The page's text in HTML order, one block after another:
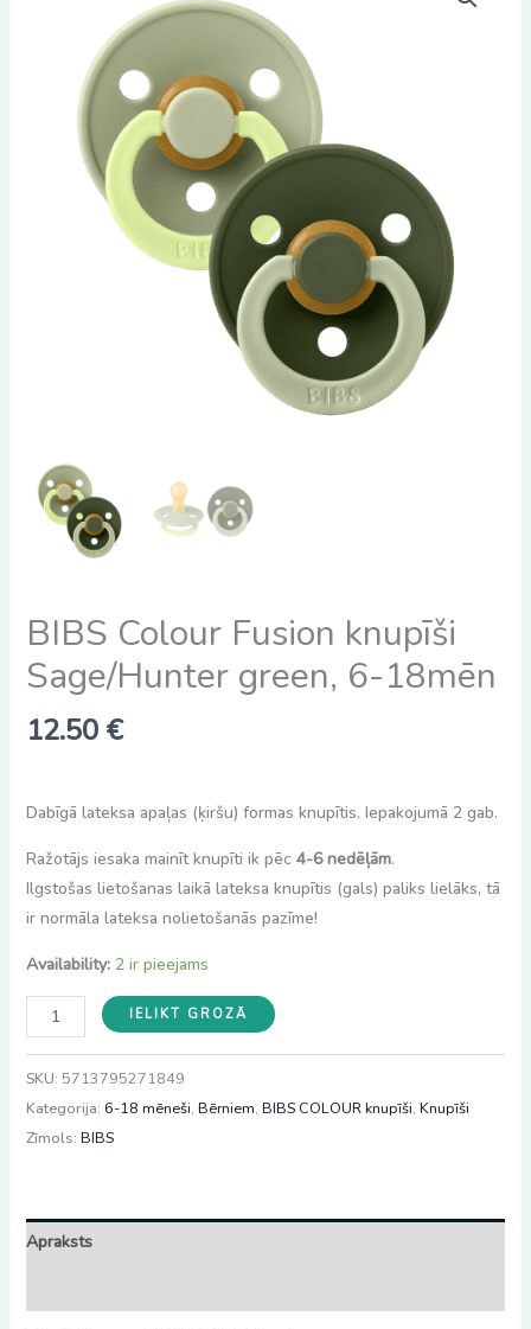
BIBS Colour Fusion knupīši
Sage/Hunter green, 6-18mēn
12.50 €
Dabīgā lateksa apaļas (ķiršu) formas knupītis. Iepakojumā 2 gab.
Ražotājs iesaka mainīt knupīti ik pēc 4-6 nedēļām.
Ilgstošas lietošanas laikā lateksa knupītis (gals) paliks lielāks, tā
ir normāla lateksa nolietošanās pazīme!
Availability: 2 ir pieejams
BIBS
Colour
Fusion
knupīši
Sage/Hunter
18mēn
daudzums
IELIKT GROZĀ
SKU: 5713795271849
Kategorija: 6-18 mēneši, Bērniem, BIBS COLOUR knupīši, Knupīši
Zīmols: BIBS
Apraksts